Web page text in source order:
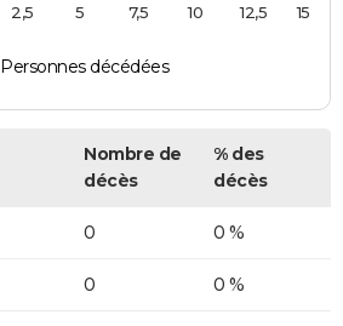
Personnes décédées
2,5 5 7,5 10 12,5 15
Nombre de
décès
% des
décès
0 0 %
0 0 %